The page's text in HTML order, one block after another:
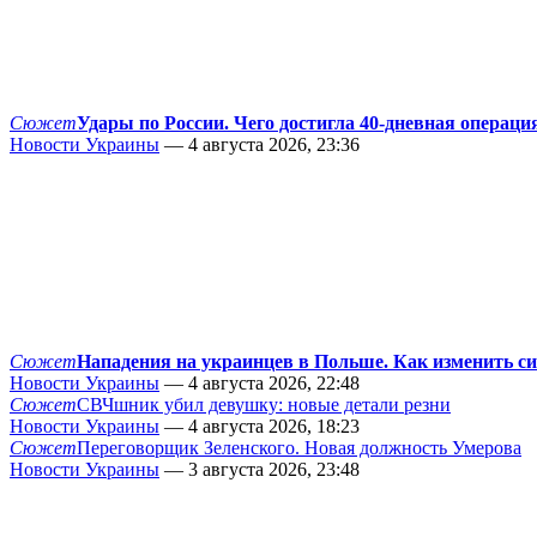
СюжетУдары по России. Чего достигла 40-дневная
Новости Украины — 4 августа 2026, 23:36
СюжетНападения на украинцев в Польше. Как изменить
Новости Украины — 4 августа 2026, 22:48
СюжетСВЧшник убил девушку: новые детали резни
Новости Украины — 4 августа 2026, 18:23
СюжетПереговорщик Зеленского. Новая должность Умерова
Новости Украины — 3 августа 2026, 23:48